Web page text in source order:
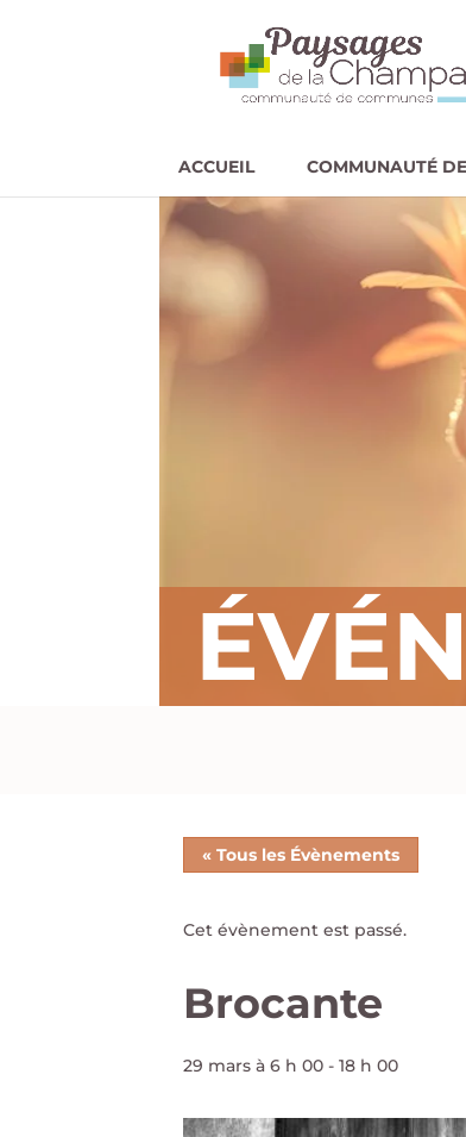
ACCUEIL COMMUNAUTÉ
« Tous les Évènements
Cet évènement est passé.
Brocante
29 mars à 6 h 00 -18 h 00